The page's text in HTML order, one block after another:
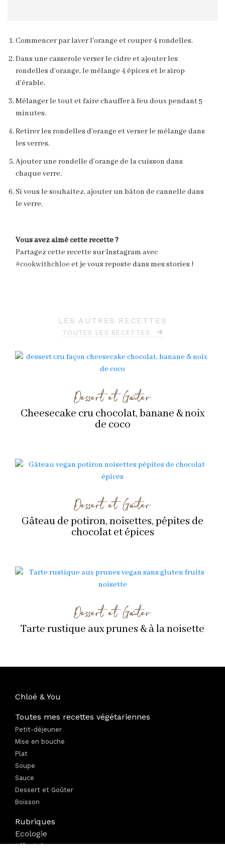
Commencer par laver l'orange et couper 4 rondelles.
Dans une casserole verser le cidre et ajouter les
rondelles d’orange, le mélange 4 épices et le sirop
d’érable.
Mélanger le tout et faire chauffer à feu doux pendant 5
minutes.
Retirer les rondelles d’orange et verser le mélange dans
les verres.
Ajouter une rondelle d’orange de la cuisson dans
chaque verre.
Si vous le souhaitez, ajouter un bâton de cannelle dans
le verre.
Vous avez aimé cette recette ?
Partagez cette recette sur Instagram avec
#cookwithchloe et je vous reposte dans mes stories !
LES AUTRES RECETTES
TOUTES LES RECETTES
Dessert et Goûter
Cheesecake cru chocolat, banane & noix
de coco
Dessert et Goûter
Gâteau de potiron, noisettes, pépites de
chocolat et épices
Dessert et Goûter
Tarte rustique aux prunes & à la noisette
Chloé & You
Toutes mes recettes végétariennes
Petit-déjeuner
Mise en bouche
Plat
Soupe
Sauce
Dessert et Goûter
Boisson
Rubriques
Ecologie
Lifestyle